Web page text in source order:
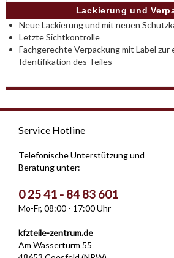
Lackierung und
Neue Lackierung und mit neuen
Letzte Sichtkontrolle
Fachgerechte Verpackung mit Label zur
Identifikation des Teiles
Service Hotline
Telefonische Unterstützung und
Beratung unter:
0 25 41 - 84 83 601
Mo-Fr, 08:00 - 17:00 Uhr
kfzteile-zentrum.de
Am Wasserturm 55